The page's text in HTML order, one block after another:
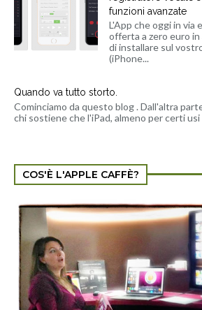
funzioni avanzate
L'App che oggi in via
offerta a zero euro
di installare sul
(iPhone...
Quando va tutto storto.
Cominciamo da questo blog . Dall'altra
chi sostiene che l'iPad, almeno per certi
COS'È L'APPLE CAFFÈ?